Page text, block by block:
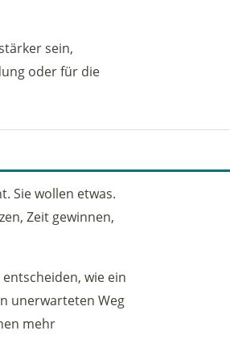
sein,
oder für die
Sie wollen etwas.
Zeit gewinnen,
wie ein
unerwarteten Weg
mehr